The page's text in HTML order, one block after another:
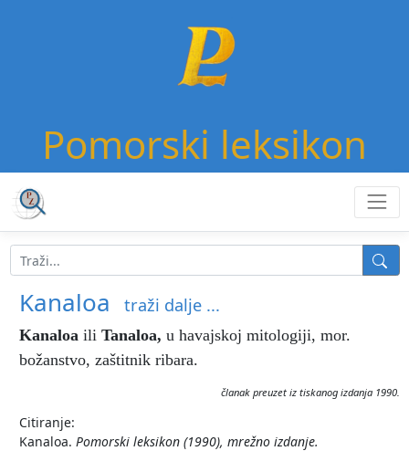
Pomorski leksikon
Kanaloa traži dalje ...
Kanaloa ili Tanaloa, u havajskoj mitologiji, mor.
božanstvo, zaštitnik ribara.
članak preuzet iz tiskanog izdanja 1990.
Citiranje:
Kanaloa. Pomorski leksikon (1990), mrežno izdanje.